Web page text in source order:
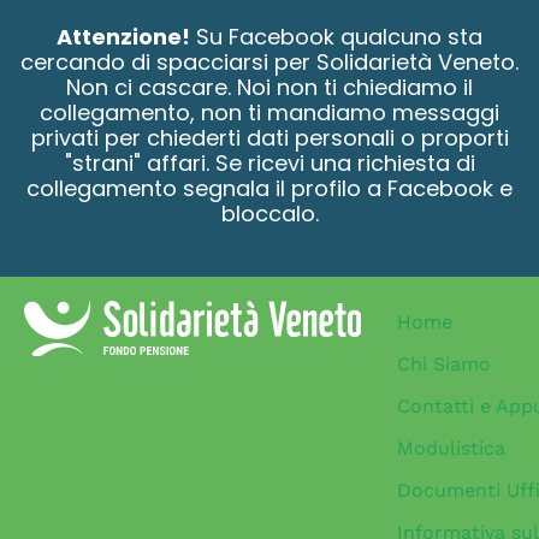
Attenzione! Su Facebook qualcuno sta
cercando di spacciarsi per Solidarietà Veneto.
Non ci cascare. Noi non ti chiediamo il
collegamento, non ti mandiamo messaggi
privati per chiederti dati personali o proporti
"strani" affari. Se ricevi una richiesta di
collegamento segnala il profilo a Facebook e
bloccalo.
Home
Chi Siamo
Contatti e
Modulistica
Documenti
Informativa